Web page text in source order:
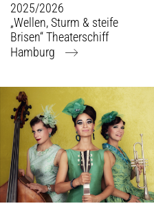
2025/2026
„Wellen, Sturm & steife
Brisen“ Theaterschiff
Hamburg